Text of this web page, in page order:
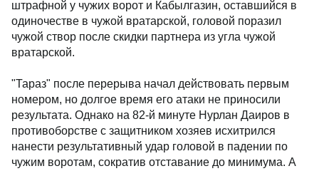
штрафной у чужих ворот и Кабылгазин, оставшийся в
одиночестве в чужой вратарской, головой поразил
чужой створ после скидки партнера из угла чужой
вратарской.
"Тараз" после перерыва начал действовать первым
номером, но долгое время его атаки не приносили
результата. Однако на 82-й минуте Нурлан Даиров в
противоборстве с защитником хозяев исхитрился
нанести результативный удар головой в падении по
чужим воротам, сократив отставание до минимума. А